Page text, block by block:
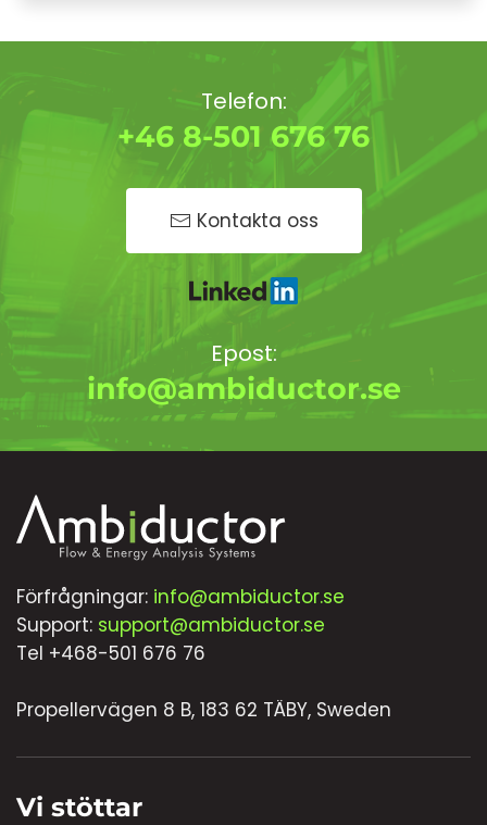
Telefon:
+46 8-501 676 76
Kontakta oss
Epost:
info@ambiductor.se
Förfrågningar: info@ambiductor.se
Support: support@ambiductor.se
Tel +468-501 676 76
Propellervägen 8 B, 183 62 TÄBY, Sweden
Vi stöttar